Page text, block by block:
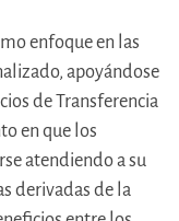
enfoque en las
apoyándose
de Transferencia
en que los
atendiendo a su
derivadas de la